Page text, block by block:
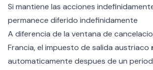
Si mantiene las acciones
permanece diferido indefinidamente
A diferencia de la ventana de
Francia, el impuesto de salida austriaco
automaticamente despues de un